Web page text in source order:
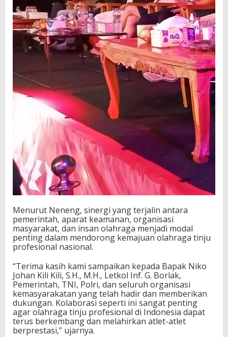
Menurut Neneng, sinergi yang terjalin antara
pemerintah, aparat keamanan, organisasi
masyarakat, dan insan olahraga menjadi modal
penting dalam mendorong kemajuan olahraga tinju
profesional nasional.
“Terima kasih kami sampaikan kepada Bapak Niko
Johan Kili Kili, S.H., M.H., Letkol Inf. G. Borlak,
Pemerintah, TNI, Polri, dan seluruh organisasi
kemasyarakatan yang telah hadir dan memberikan
dukungan. Kolaborasi seperti ini sangat penting
agar olahraga tinju profesional di Indonesia dapat
terus berkembang dan melahirkan atlet-atlet
berprestasi,” ujarnya.